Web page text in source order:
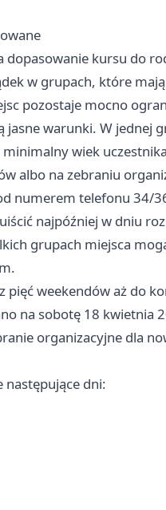
dopasowanie kursu do
w grupach, które
pozostaje mocno
warunki. W jednej
wiek
albo na zebraniu
numerem telefonu 34/
najpóźniej w dniu
grupach miejsca
pięć weekendów aż do
na sobotę 18 kwietnia
organizacyjne dla
następujące dni: